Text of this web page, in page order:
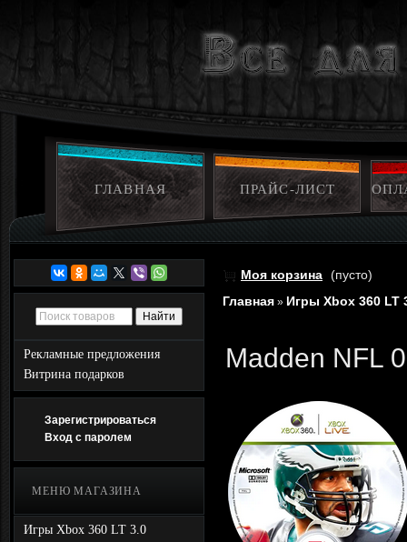
ГЛАВНАЯ ПРАЙС-ЛИСТ
Рекламные предложения
Витрина подарков
Зарегистрироваться
Вход с паролем
МЕНЮ МАГАЗИНА
Игры Xbox 360 LT 3.0
Моя корзина (пусто)
Главная » Игры Xbox 360 LT
Madden NFL